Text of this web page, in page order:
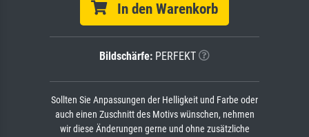
In den Warenkorb
Bildschärfe: PERFEKT
Sollten Sie Anpassungen der Helligkeit und Farbe oder
auch einen Zuschnitt des Motivs wünschen, nehmen
wir diese Änderungen gerne und ohne zusätzliche